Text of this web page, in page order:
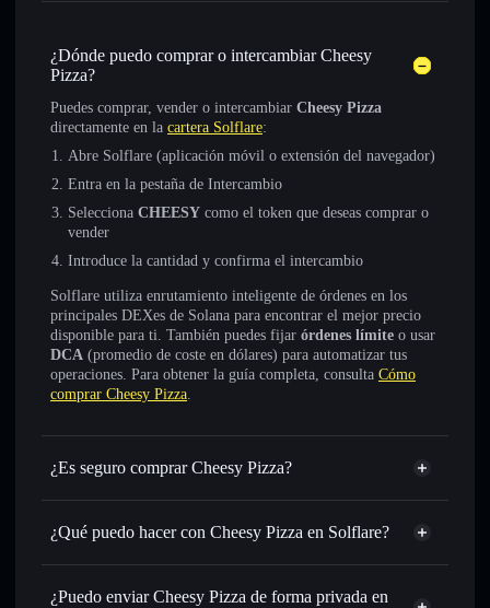
¿Dónde puedo comprar o intercambiar Cheesy
Pizza?
Puedes comprar, vender o intercambiar Cheesy Pizza
directamente en la cartera Solflare:
Abre Solflare (aplicación móvil o extensión del navegador)
Entra en la pestaña de Intercambio
Selecciona CHEESY como el token que deseas comprar o
vender
Introduce la cantidad y confirma el intercambio
Solflare utiliza enrutamiento inteligente de órdenes en los
principales DEXes de Solana para encontrar el mejor precio
disponible para ti. También puedes fijar órdenes límite o usar
DCA (promedio de coste en dólares) para automatizar tus
operaciones. Para obtener la guía completa, consulta Cómo
comprar Cheesy Pizza.
¿Es seguro comprar Cheesy Pizza?
Cheesy Pizza no está verificado
¿Qué puedo hacer con Cheesy Pizza en Solflare?
Cheesy Pizza
cartera de Solflare
Intercambiar al instante: operar con CHEESY para SOL,
¿Puedo enviar Cheesy Pizza de forma privada en